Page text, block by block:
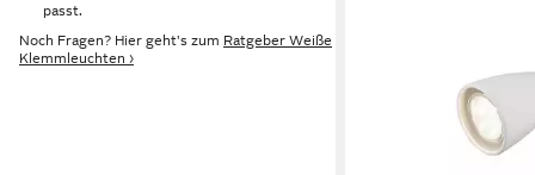
passt.
Noch Fragen? Hier geht's zum Ratgeber Weiße
Klemmleuchten ›
Klemmleuchte
mit Klemmhalterung
max 10W
Ein-/Ausschalter,